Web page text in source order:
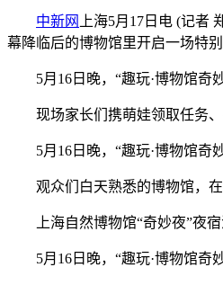
中新网
上海5月17日电 (记
幕降临后的博物馆里开启一场特别
5月16日晚，“趣玩·博物馆
现场家长们携萌娃领取任务、
5月16日晚，“趣玩·博物馆
观众们白天熟悉的博物馆，在
上海自然博物馆“奇妙夜”夜宿
5月16日晚，“趣玩·博物馆